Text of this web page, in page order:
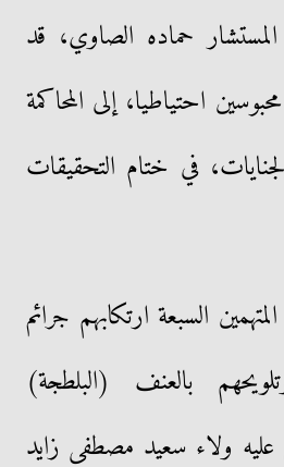
حماده الصاوي، قد
احتياطيا، إلى المحاكمة
في ختام التحقيقات
السبعة ارتكابهم جرائم
بالعنف (البلطجة)
عليه ولاء سعيد مصطفى زايد